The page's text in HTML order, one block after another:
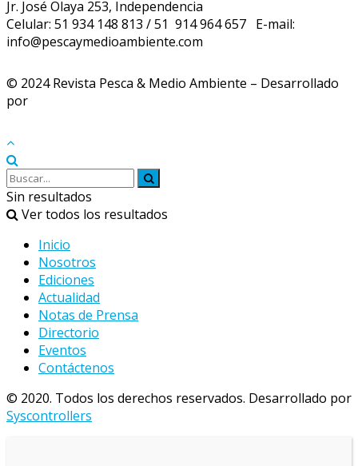
Jr. José Olaya 253, Independencia
Celular: 51 934 148 813 / 51 914 964 657 E-mail:
info@pescaymedioambiente.com
© 2024 Revista Pesca & Medio Ambiente – Desarrollado
por
Sin resultados
Ver todos los resultados
Inicio
Nosotros
Ediciones
Actualidad
Notas de Prensa
Directorio
Eventos
Contáctenos
© 2020. Todos los derechos reservados. Desarrollado por
Syscontrollers